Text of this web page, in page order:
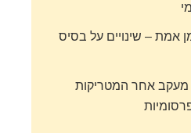
אמת – שינויים על בסיס
מעקב אחר המטריקות